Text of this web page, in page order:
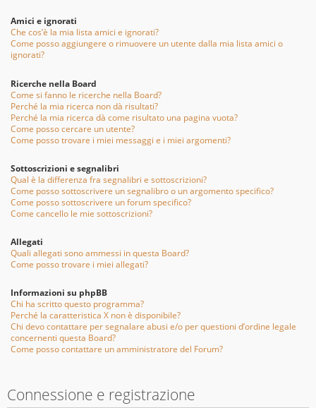
Amici e ignorati
Che cos’è la mia lista amici e ignorati?
Come posso aggiungere o rimuovere un utente dalla mia lista amici o
ignorati?
Ricerche nella Board
Come si fanno le ricerche nella Board?
Perché la mia ricerca non dà risultati?
Perché la mia ricerca dà come risultato una pagina vuota?
Come posso cercare un utente?
Come posso trovare i miei messaggi e i miei argomenti?
Sottoscrizioni e segnalibri
Qual è la differenza fra segnalibri e sottoscrizioni?
Come posso sottoscrivere un segnalibro o un argomento specifico?
Come posso sottoscrivere un forum specifico?
Come cancello le mie sottoscrizioni?
Allegati
Quali allegati sono ammessi in questa Board?
Come posso trovare i miei allegati?
Informazioni su phpBB
Chi ha scritto questo programma?
Perché la caratteristica X non è disponibile?
Chi devo contattare per segnalare abusi e/o per questioni d’ordine legale
concernenti questa Board?
Come posso contattare un amministratore del Forum?
Connessione e registrazione